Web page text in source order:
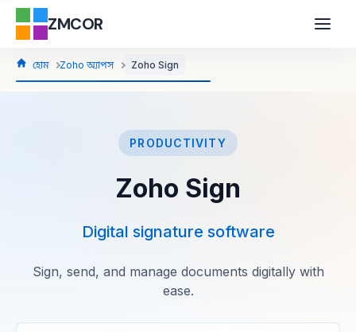
ZMCOR
হোম Zoho অ্যাপস Zoho Sign
PRODUCTIVITY
Zoho Sign
Digital signature software
Sign, send, and manage documents digitally with
ease.